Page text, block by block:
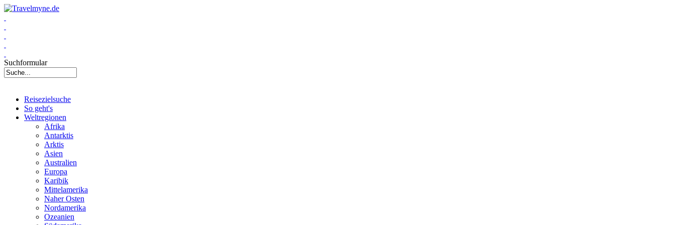
Suchformular
Reisezielsuche
So geht's
Weltregionen
Afrika
Antarktis
Arktis
Asien
Australien
Europa
Karibik
Mittelamerika
Naher Osten
Nordamerika
Ozeanien